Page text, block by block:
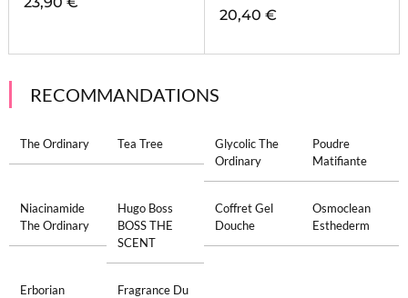
20,40 €
RECOMMANDATIONS
The Ordinary Tea Tree
Glycolic The
Ordinary
Poudre
Matifiante
Niacinamide
The Ordinary
Hugo Boss
BOSS THE
SCENT
Coffret Gel
Douche
Osmoclean
Esthederm
Erborian
Fragrance Du